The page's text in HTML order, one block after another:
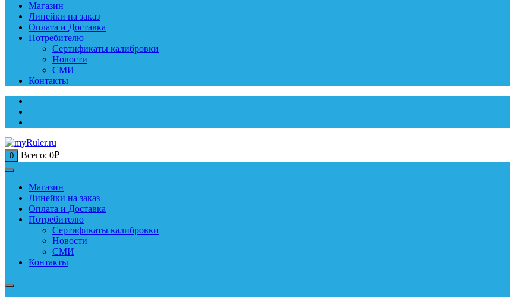
Магазин
Линейки на заказ
Оплата и Доставка
Потребителю
Сертификаты калибровки
Новости
СМИ
Контакты
0 Всего: 0₽
Магазин
Линейки на заказ
Оплата и Доставка
Потребителю
Сертификаты калибровки
Новости
СМИ
Контакты